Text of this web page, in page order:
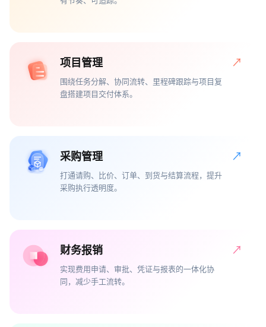
项目管理
围绕任务分解、协同流转、里程碑跟踪与项目复
盘搭建项目交付体系。
↗
采购管理
打通请购、比价、订单、到货与结算流程，提升
采购执行透明度。
↗
财务报销
实现费用申请、审批、凭证与报表的一体化协
同，减少手工流转。
↗